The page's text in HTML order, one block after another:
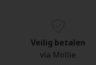
Veilig betalen
via Mollie